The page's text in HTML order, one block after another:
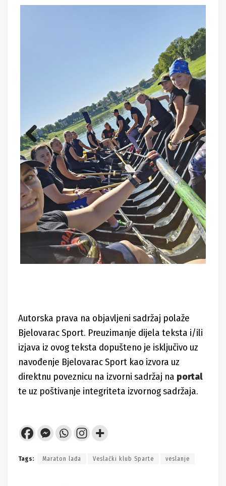
Previ
ous
Next
Bjelovarac Sport. Preuzimanje dijela teksta i/ili
izjava iz ovog teksta dopušteno je isključivo uz
navođenje Bjelovarac Sport kao izvora uz
direktnu poveznicu na izvorni sadržaj naportal
te uz poštivanje integriteta izvornog sadržaja.
Tags: Maraton lađa Veslački klub Sparte